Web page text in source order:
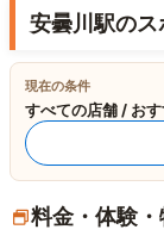
安曇川駅の
現在の条件
すべての店舗 / お
料金・体験